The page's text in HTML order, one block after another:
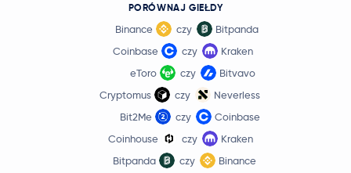
PORÓWNAJ GIEŁDY
Binance czy
Bitpanda
Coinbase
czy
Kraken
eToro
czy
Bitvavo
Cryptomus
czy
Neverless
Bit2Me
czy
Coinbase
Coinhouse
czy
Kraken
Bitpanda
czy Binance